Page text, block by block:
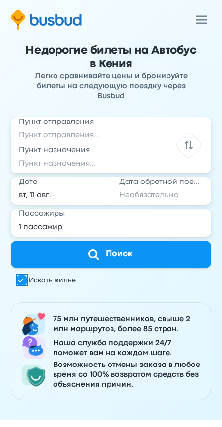
Недорогие билеты на Автобус
в Кения
Легко сравнивайте цены и бронируйте
билеты на следующую поездку через
Busbud
Пункт отправления
Пункт назначения
Дата Дата обратной поездки
Пассажиры
Поиск
Искать жилье
75 млн путешественников, свыше 2
млн маршрутов, более 85 стран.
Наша служба поддержки 24/7
поможет вам на каждом шаге.
Возможность отмены заказа в любое
время со 100% возвратом средств без
объяснения причин.